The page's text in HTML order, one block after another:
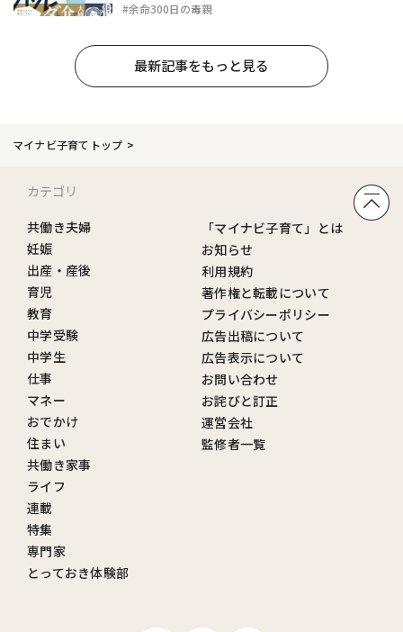
#余命300日の毒親
最新記事をもっと見る
マイナビ子育てトップ
カテゴリ
共働き夫婦
妊娠
出産・産後
育児
教育
中学受験
中学生
仕事
マネー
おでかけ
住まい
共働き家事
ライフ
連載
特集
専門家
とっておき体験部
「マイナビ子育て」とは
お知らせ
利用規約
著作権と転載について
プライバシーポリシー
広告出稿について
広告表示について
お問い合わせ
お詫びと訂正
運営会社
監修者一覧